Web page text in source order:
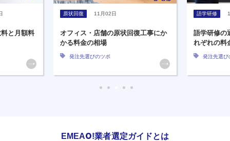
と月額料
原状回復 11月02日
オフィス・店舗の原状回復工事にか
かる料金の相場
発注先選びのツボ
語学研修
語学研修の
れぞれの料
発注先選び
EMEAO!業者選定ガイドとは